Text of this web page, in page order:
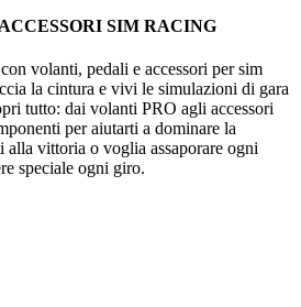
SIM RACING
volanti, pedali e accessori per sim
la cintura e vivi le simulazioni di gara
tutto: dai volanti PRO agli accessori
per aiutarti a dominare la
alla vittoria o voglia assaporare ogni
speciale ogni giro.